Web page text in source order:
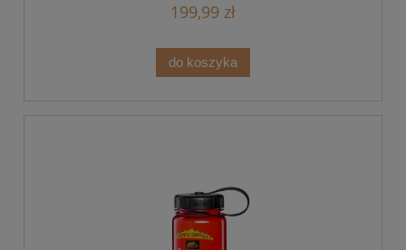
199,99 zł
do koszyka